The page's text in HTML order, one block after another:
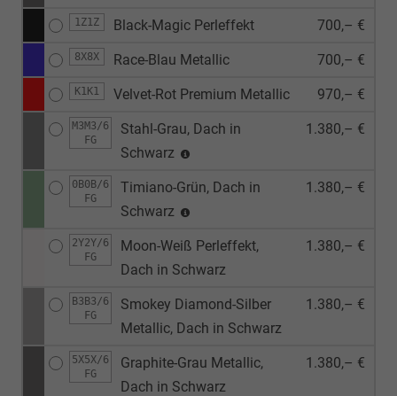
1Z1Z Black-Magic Perleffekt 700,– €
8X8X Race-Blau Metallic 700,– €
K1K1 Velvet-Rot Premium Metallic 970,– €
M3M3/6
FG
Stahl-Grau, Dach in
Schwarz
1.380,– €
0B0B/6
FG
Timiano-Grün, Dach in
Schwarz
1.380,– €
2Y2Y/6
FG
Moon-Weiß Perleffekt,
Dach in Schwarz
1.380,– €
B3B3/6
FG
Smokey Diamond-Silber
Metallic, Dach in Schwarz
1.380,– €
5X5X/6
FG
Graphite-Grau Metallic,
Dach in Schwarz
1.380,– €